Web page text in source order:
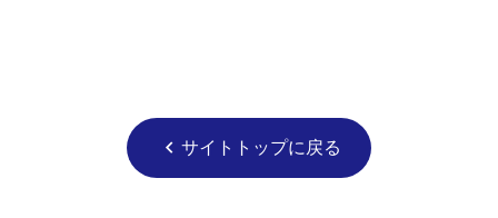
chevron_left サイトトップに戻る